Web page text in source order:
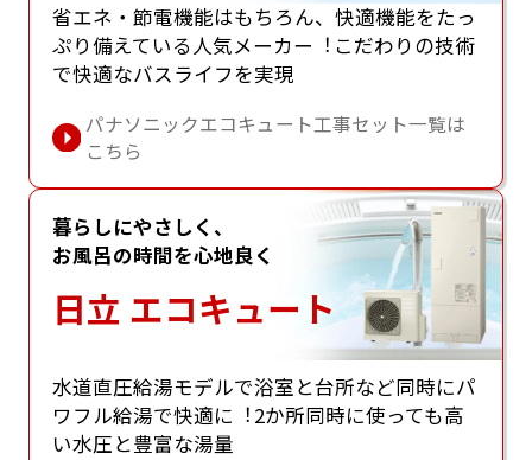
省エネ・節電機能はもちろん、快適機能をたっ
ぷり備えている⼈気メーカー︕こだわりの技術
で快適なバスライフを実現
パナソニックエコキュート工事セット一覧は
こちら
暮らしにやさしく、
お風呂の時間を心地良く
日立 エコキュート
⽔道直圧給湯モデルで浴室と台所など同時にパ
ワフル給湯で快適に︕2か所同時に使っても⾼
い⽔圧と豊富な湯量